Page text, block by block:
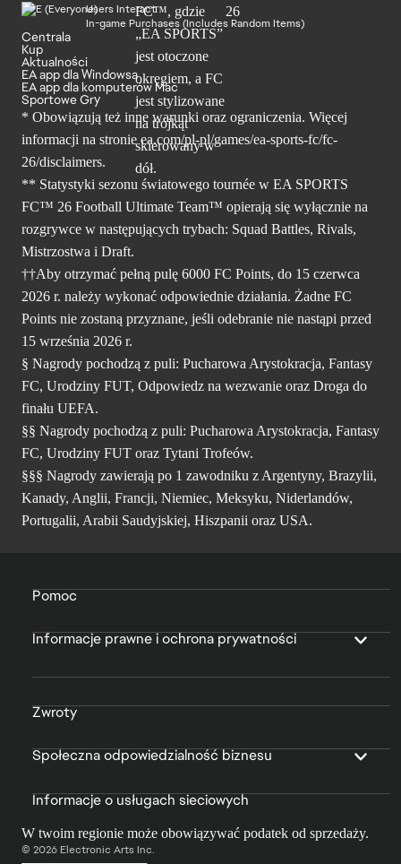
Users Interact
In-game Purchases (Includes Random Items)
Centrala
Kup
Aktualności
EA app dla Windowsa
EA app dla komputerów Mac
Sportowe Gry
* Obowiązują też inne warunki oraz ograniczenia. Więcej
informacji na stronie ea.com/pl-pl/games/ea-sports-fc/fc-
26/disclaimers.
** Statystyki sezonu światowego tournée w EA SPORTS
FC™ 26 Football Ultimate Team™ opierają się wyłącznie na
rozgrywce w następujących trybach: Squad Battles, Rivals,
Mistrzostwa i Draft.
††Aby otrzymać pełną pulę 6000 FC Points, do 15 czerwca
2026 r. należy wykonać odpowiednie działania. Żadne FC
Points nie zostaną przyznane, jeśli odebranie nie nastąpi przed
15 września 2026 r.
§ Nagrody pochodzą z puli: Pucharowa Arystokracja, Fantasy
FC, Urodziny FUT, Odpowiedz na wezwanie oraz Droga do
finału UEFA.
§§ Nagrody pochodzą z puli: Pucharowa Arystokracja, Fantasy
FC, Urodziny FUT oraz Tytani Trofeów.
§§§ Nagrody zawierają po 1 zawodniku z Argentyny, Brazylii,
Kanady, Anglii, Francji, Niemiec, Meksyku, Niderlandów,
Portugalii, Arabii Saudyjskiej, Hiszpanii oraz USA.
Pomoc
Informacje prawne i ochrona prywatności
Zwroty
Społeczna odpowiedzialność biznesu
Informacje o usługach sieciowych
W twoim regionie może obowiązywać podatek od sprzedaży.
© 2026 Electronic Arts Inc.